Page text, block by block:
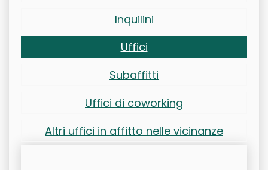
Inquilini
Uffici
Subaffitti
Uffici di coworking
Altri uffici in affitto nelle vicinanze